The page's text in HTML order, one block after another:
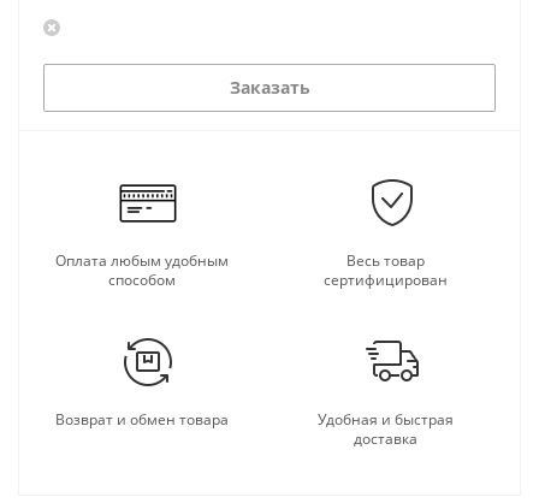
Заказать
Оплата любым удобным
способом
Весь товар
сертифицирован
Возврат и обмен товара
Удобная и быстрая
доставка